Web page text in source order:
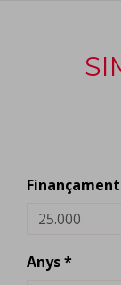
Anys *